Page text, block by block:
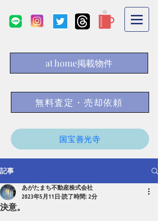
at home掲載物件
無料査定・売却依頼
国宝善光寺
記事
決意。
あがたまち不動産株式会社
2023年5月11日 読了時間: 2分